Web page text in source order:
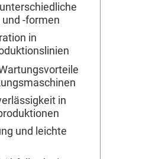
-formen
in
in
und leichte